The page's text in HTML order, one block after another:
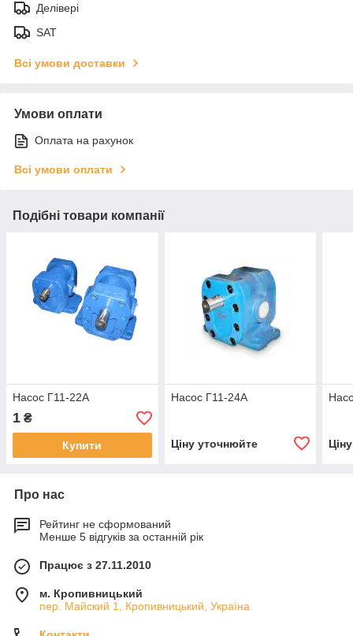
Делівері
SAT
Всі умови доставки
Умови оплати
Оплата на рахунок
Всі умови оплати
Подібні товари компанії
Насос Г11-22А
1 ₴
Купити
Насос Г11-24А
Ціну уточнюйте
Про нас
Рейтинг не сформований
Менше 5 відгуків за останній рік
Працює з 27.11.2010
м. Кропивницький
пер. Майский 1, Кропивницький, Україна